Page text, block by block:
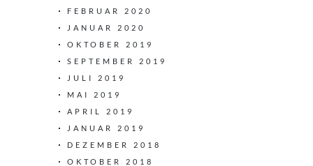
FEBRUAR 2020
JANUAR 2020
OKTOBER 2019
SEPTEMBER 2019
JULI 2019
MAI 2019
APRIL 2019
JANUAR 2019
DEZEMBER 2018
OKTOBER 2018